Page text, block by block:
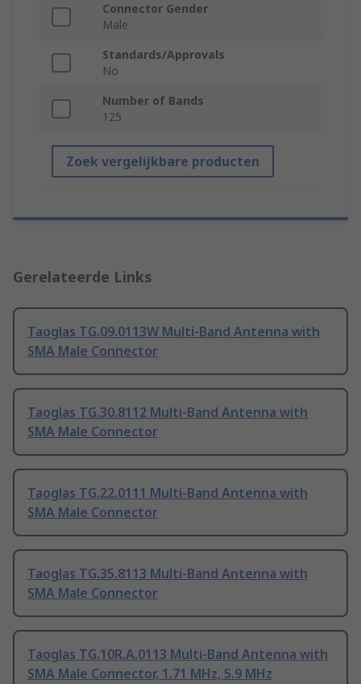
Connector Gender
Male
Standards/Approvals
No
Number of Bands
125
Zoek vergelijkbare producten
Gerelateerde Links
Taoglas TG.09.0113W Multi-Band Antenna with
SMA Male Connector
Taoglas TG.30.8112 Multi-Band Antenna with
SMA Male Connector
Taoglas TG.22.0111 Multi-Band Antenna with
SMA Male Connector
Taoglas TG.35.8113 Multi-Band Antenna with
SMA Male Connector
Taoglas TG.10R.A.0113 Multi-Band Antenna with
SMA Male Connector, 1.71 MHz, 5.9 MHz